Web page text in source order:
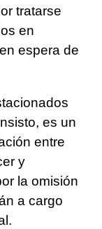
tratarse
en
espera de
es un
entre
y
la omisión
a cargo